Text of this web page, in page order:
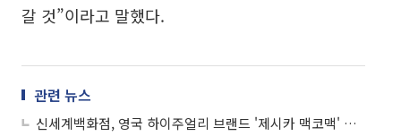
갈 것”이라고 말했다.
관련 뉴스
신세계백화점, 영국 하이주얼리 브랜드 '제시카 맥코맥' 亞 첫 팝업